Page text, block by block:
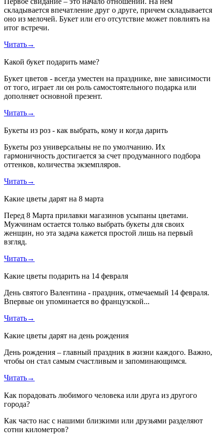
складывается впечатление друг о друге, причем складывается
оно из мелочей. Букет или его отсутствие может повлиять на
итог встречи.
Читать→
Какой букет подарить маме?
Букет цветов - всегда уместен на празднике, вне зависимости
от того, играет ли он роль самостоятельного подарка или
дополняет основной презент.
Читать→
Букеты из роз - как выбрать, кому и когда дарить
Букеты роз универсальны не по умолчанию. Их
гармоничность достигается за счет продуманного подбора
оттенков, количества экземпляров.
Читать→
Какие цветы дарят на 8 марта
Перед 8 Марта прилавки магазинов усыпаны цветами.
Мужчинам остается только выбрать букеты для своих
женщин, но эта задача кажется простой лишь на первый
взгляд.
Читать→
Какие цветы подарить на 14 февраля
День святого Валентина - праздник, отмечаемый 14 февраля.
Впервые он упоминается во французской...
Читать→
Какие цветы дарят на день рождения
День рождения – главный праздник в жизни каждого. Важно,
чтобы он стал самым счастливым и запоминающимся.
Читать→
Как порадовать любимого человека или друга из другого
города?
Как часто нас с нашими близкими или друзьями разделяют
сотни километров?